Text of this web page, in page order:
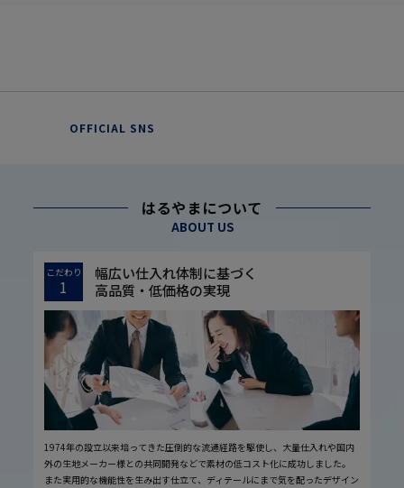
OFFICIAL SNS
はるやまについて
ABOUT US
こだわり
1
幅広い仕入れ体制に基づく
高品質・低価格の実現
1974年の設立以来培ってきた圧倒的な流通経路を駆使し、大量仕入れや国内
外の生地メーカー様との共同開発などで素材の低コスト化に成功しました。
また実用的な機能性を生み出す仕立て、ディテールにまで気を配ったデザイン